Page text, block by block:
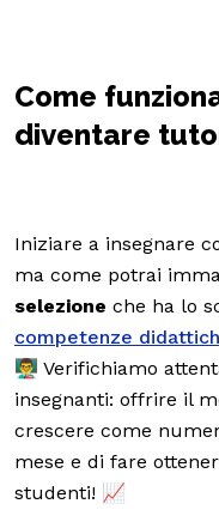
Come
diventare
Iniziare a insegnare
ma come potrai
selezione che ha lo
competenze
👨‍🏫 Verifichiamo
insegnanti: offrire il
crescere come
mese e di fare
studenti! 📈